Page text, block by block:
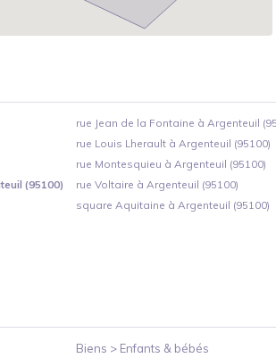
(95100)
rue Jean de la Fontaine à Argenteuil
rue Louis Lherault à Argenteuil (95100)
rue Montesquieu à Argenteuil (95100)
rue Voltaire à Argenteuil (95100)
square Aquitaine à Argenteuil (95100)
Biens > Enfants & bébés